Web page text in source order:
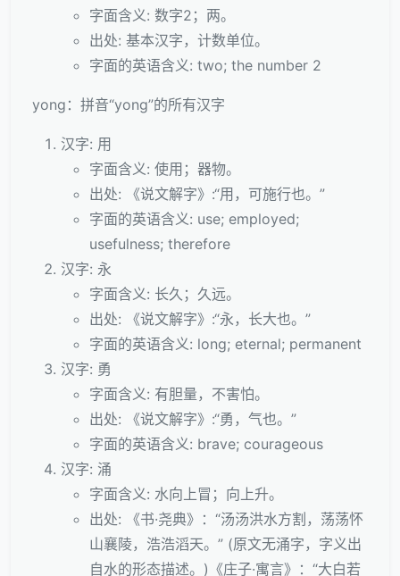
字面含义: 数字2；两。
出处: 基本汉字，计数单位。
字面的英语含义: two; the number 2
yong：拼音“yong”的所有汉字
汉字: 用
字面含义: 使用；器物。
出处: 《说文解字》:“用，可施行也。”
字面的英语含义: use; employed;
usefulness; therefore
汉字: 永
字面含义: 长久；久远。
出处: 《说文解字》:“永，长大也。”
字面的英语含义: long; eternal; permanent
汉字: 勇
字面含义: 有胆量，不害怕。
出处: 《说文解字》:“勇，气也。”
字面的英语含义: brave; courageous
汉字: 涌
字面含义: 水向上冒；向上升。
出处: 《书·尧典》：“汤汤洪水方割，荡荡怀
山襄陵，浩浩滔天。” (原文无涌字，字义出
自水的形态描述。)《庄子·寓言》：“大白若